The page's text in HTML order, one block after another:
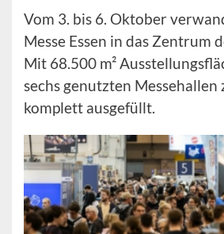
Vom 3. bis 6. Oktober
Messe Essen in das Zentrum
Mit 68.500 m²
sechs genutzten Messehallen
komplett ausgefüllt.